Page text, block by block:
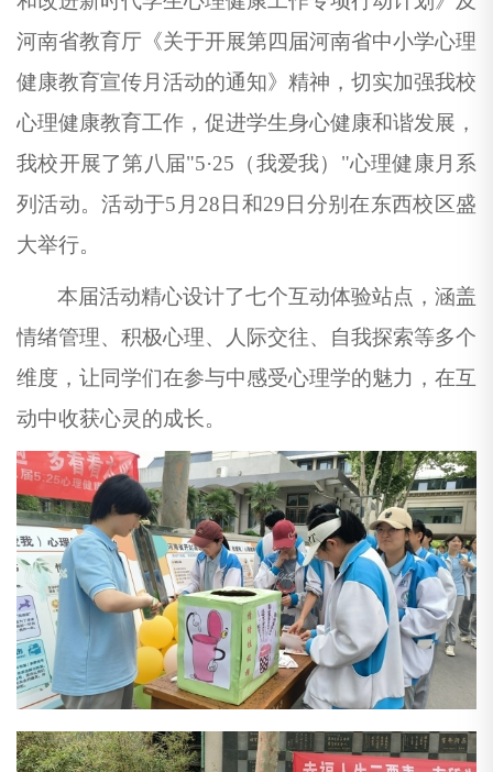
河南省教育厅《关于开展第四届河南省中小学心理
健康教育宣传月活动的通知》精神，切实加强我校
心理健康教育工作，促进学生身心健康和谐发展，
我校开展了第八届"5·25（我爱我）"心理健康月系
列活动。活动于5月28日 和29日分别在东西校区盛
大举行。
本届活动精心设计了七个互动体验站点，涵盖
情绪管理、积极心理、人际交往、自我探索等多个
维度，让同学们在参与中感受心理学的魅力，在互
动中收获心灵的成长。